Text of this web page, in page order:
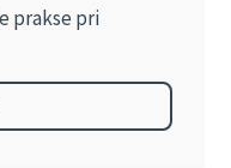
prakse pri